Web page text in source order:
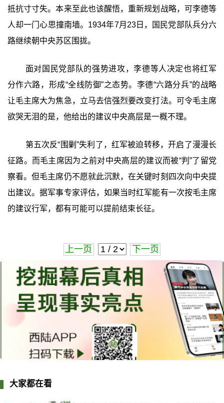
抵抗寸寸失。本来至此也该醒悟，重新规划战略，可李德等
人却一门心思撞南墙。1934年7月23日，国民党部队兵分六
路继续朝中央苏区围拢。
面对国民党部队的强势进攻，李德等人决定也将红军
分作六路，形成“全线防御”之态势。李德“六路分兵”的战略
让毛主席大为焦急，立马去信强烈要改变打法。可令毛主席
欲哭无泪的是，他给出的建议中央高层是一概不理。
第五次反“围剿”失利了，红军被迫转移，开启了漫漫长
征路。而毛主席因为之前对中央高层的建议而被“判”了留党
察看。但毛主席仍不愿就此沉默，在关键时刻四次向中央提
出建议。据军事专家评估，如果当时红军能有一次按毛主席
的建议行军，都有可能可以提前结束长征。
上一页 下一页
大家都在看